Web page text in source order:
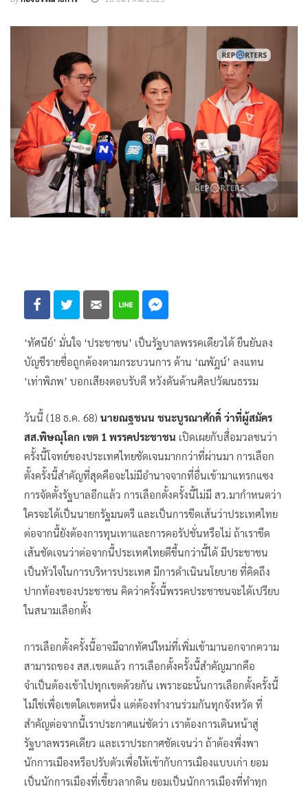
‘ทัศนีย์’ มั่นใจ ‘ประชาชน’ เป็นรัฐบาลพรรคเดียวได้ ยืนยันลง
บัญชีรายชื่อถูกต้องตามกระบวนการ ด้าน ‘ณพัฎน์’ ลงแทน
‘เท่าพิภพ’ บอกเสียงตอบรับดี หวังดันด้านศิลปวัฒนธรรม
วันนี้ (18 ธ.ค. 68) นายณฐชนน ชนะบูรณาศักดิ์ ว่าที่ผู้สมัคร
สส.พิษณุโลก เขต 1 พรรคประชาชน เปิดเผยกับสื่อมวลชนว่า
ครั้งนี้โจทย์ของประเทศไทยชัดเจนมากกว่าที่ผ่านมา การเลือก
ตั้งครั้งนี้สำคัญที่สุดคือจะไม่มีอำนาจจากที่อื่นเข้ามาแทรกแซง
การจัดตั้งรัฐบาลอีกแล้ว การเลือกตั้งครั้งนี้ไม่มี สว.มากำหนดว่า
ใครจะได้เป็นนายกรัฐมนตรี และเป็นการขีดเส้นว่าประเทศไทย
ต่อจากนี้ยังต้องการทุนเทาและการคอรัปชั่นหรือไม่ ถ้าเราขีด
เส้นชัดเจนว่าต่อจากนี้ประเทศไทยดีขึ้นกว่านี้ได้ มีประชาชน
เป็นหัวใจในการบริหารประเทศ มีการดำเนินนโยบาย ที่คิดถึง
ปากท้องของประชาชน คิดว่าครั้งนี้พรรคประชาชนจะได้เปรียบ
ในสนามเลือกตั้ง
การเลือกตั้งครั้งนี้อาจมีฉากทัศน์ใหม่ที่เพิ่มเข้ามานอกจากความ
สามารถของ สส.เขตแล้ว การเลือกตั้งครั้งนี้สำคัญมากคือ
จำเป็นต้องเข้าไปทุกเขตด้วยกัน เพราะฉะนั้นการเลือกตั้งครั้งนี้
ไม่ใช่เพื่อเขตใดเขตหนึ่ง แต่ต้องทำงานร่วมกันทุกจังหวัด ที่
สำคัญต่อจากนี้เราประกาศแน่ชัดว่า เราต้องการเดินหน้าสู่
รัฐบาลพรรคเดียว และเราประกาศชัดเจนว่า ถ้าต้องพึ่งพา
นักการเมืองหรือปรับตัวเพื่อให้เข้ากับการเมืองแบบเก่า ยอม
เป็นนักการเมืองที่เขี้ยวลากดิน ยอมเป็นนักการเมืองที่ทำทุก